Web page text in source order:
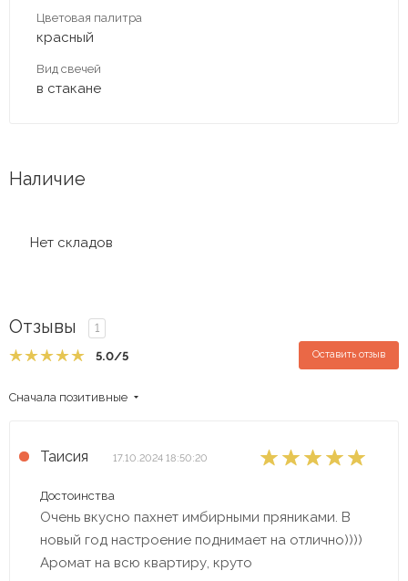
Цветовая палитра
красный
Вид свечей
в стакане
Наличие
Нет складов
Отзывы 1
5.0/5 Оставить отзыв
Сначала позитивные
Таисия 17.10.2024 18:50:20
Достоинства
Очень вкусно пахнет имбирными пряниками. В
новый год настроение поднимает на отлично))))
Аромат на всю квартиру, круто